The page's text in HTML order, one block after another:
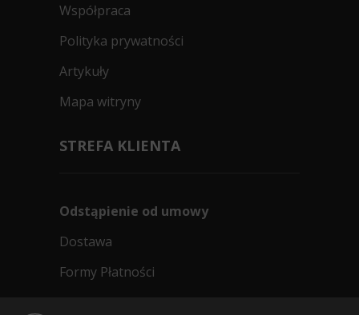
Współpraca
Polityka prywatności
Artykuły
Mapa witryny
STREFA KLIENTA
Odstąpienie od umowy
Dostawa
Formy Płatności